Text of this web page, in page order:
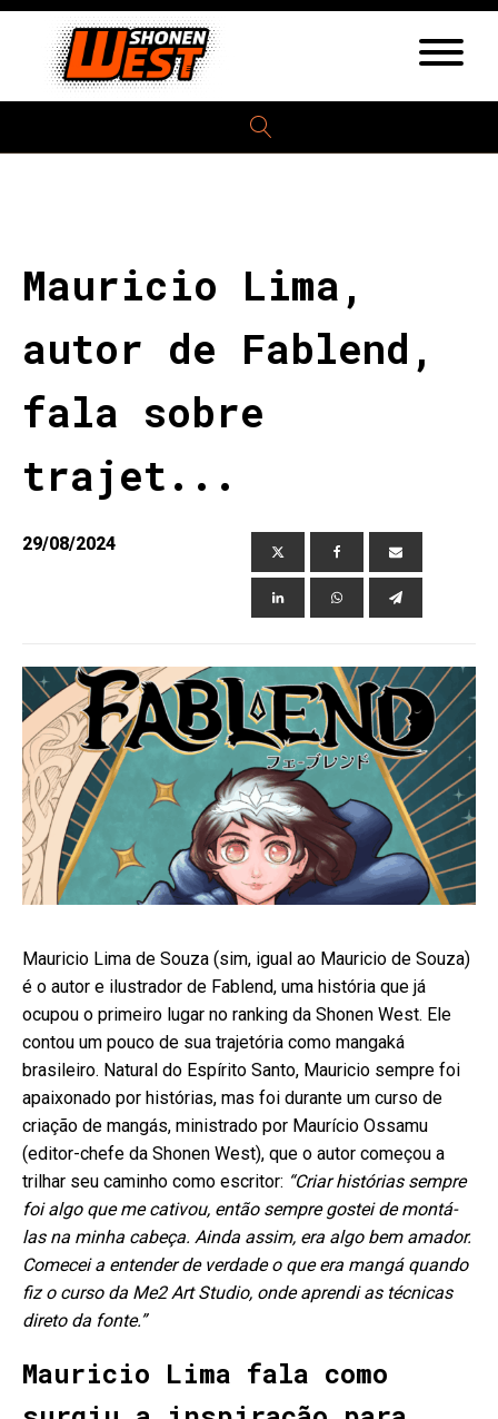
Mauricio Lima,
autor de Fablend,
fala sobre
trajet...
29/08/2024
Mauricio Lima de Souza (sim, igual ao Mauricio de Souza)
é o autor e ilustrador de Fablend, uma história que já
ocupou o primeiro lugar no ranking da Shonen West. Ele
contou um pouco de sua trajetória como mangaká
brasileiro. Natural do Espírito Santo, Mauricio sempre foi
apaixonado por histórias, mas foi durante um curso de
criação de mangás, ministrado por Maurício Ossamu
(editor-chefe da Shonen West), que o autor começou a
trilhar seu caminho como escritor: “Criar histórias sempre
foi algo que me cativou, então sempre gostei de montá-
las na minha cabeça. Ainda assim, era algo bem amador.
Comecei a entender de verdade o que era mangá quando
fiz o curso da Me2 Art Studio, onde aprendi as técnicas
direto da fonte.”
Mauricio Lima fala como